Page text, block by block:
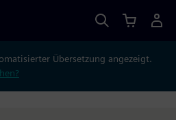
Übersetzung angezeigt.